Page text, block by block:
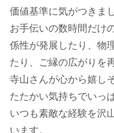
価値基準に気がつきまし
お手伝いの数時間だけ
係性が発展したり、物
たり、ご縁の広がりを
寺山さんが心から嬉し
たたかい気持ちでいっ
いつも素敵な経験を沢
います。